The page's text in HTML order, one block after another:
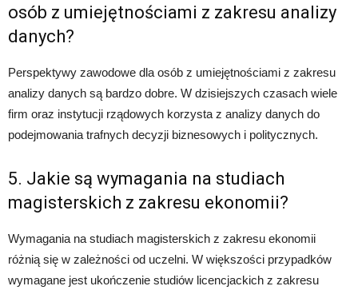
osób z umiejętnościami z zakresu analizy
danych?
Perspektywy zawodowe dla osób z umiejętnościami z zakresu
analizy danych są bardzo dobre. W dzisiejszych czasach wiele
firm oraz instytucji rządowych korzysta z analizy danych do
podejmowania trafnych decyzji biznesowych i politycznych.
5. Jakie są wymagania na studiach
magisterskich z zakresu ekonomii?
Wymagania na studiach magisterskich z zakresu ekonomii
różnią się w zależności od uczelni. W większości przypadków
wymagane jest ukończenie studiów licencjackich z zakresu